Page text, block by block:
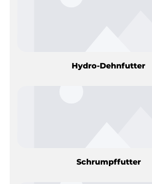
Hydro-Dehnfutter
Schrumpffutter